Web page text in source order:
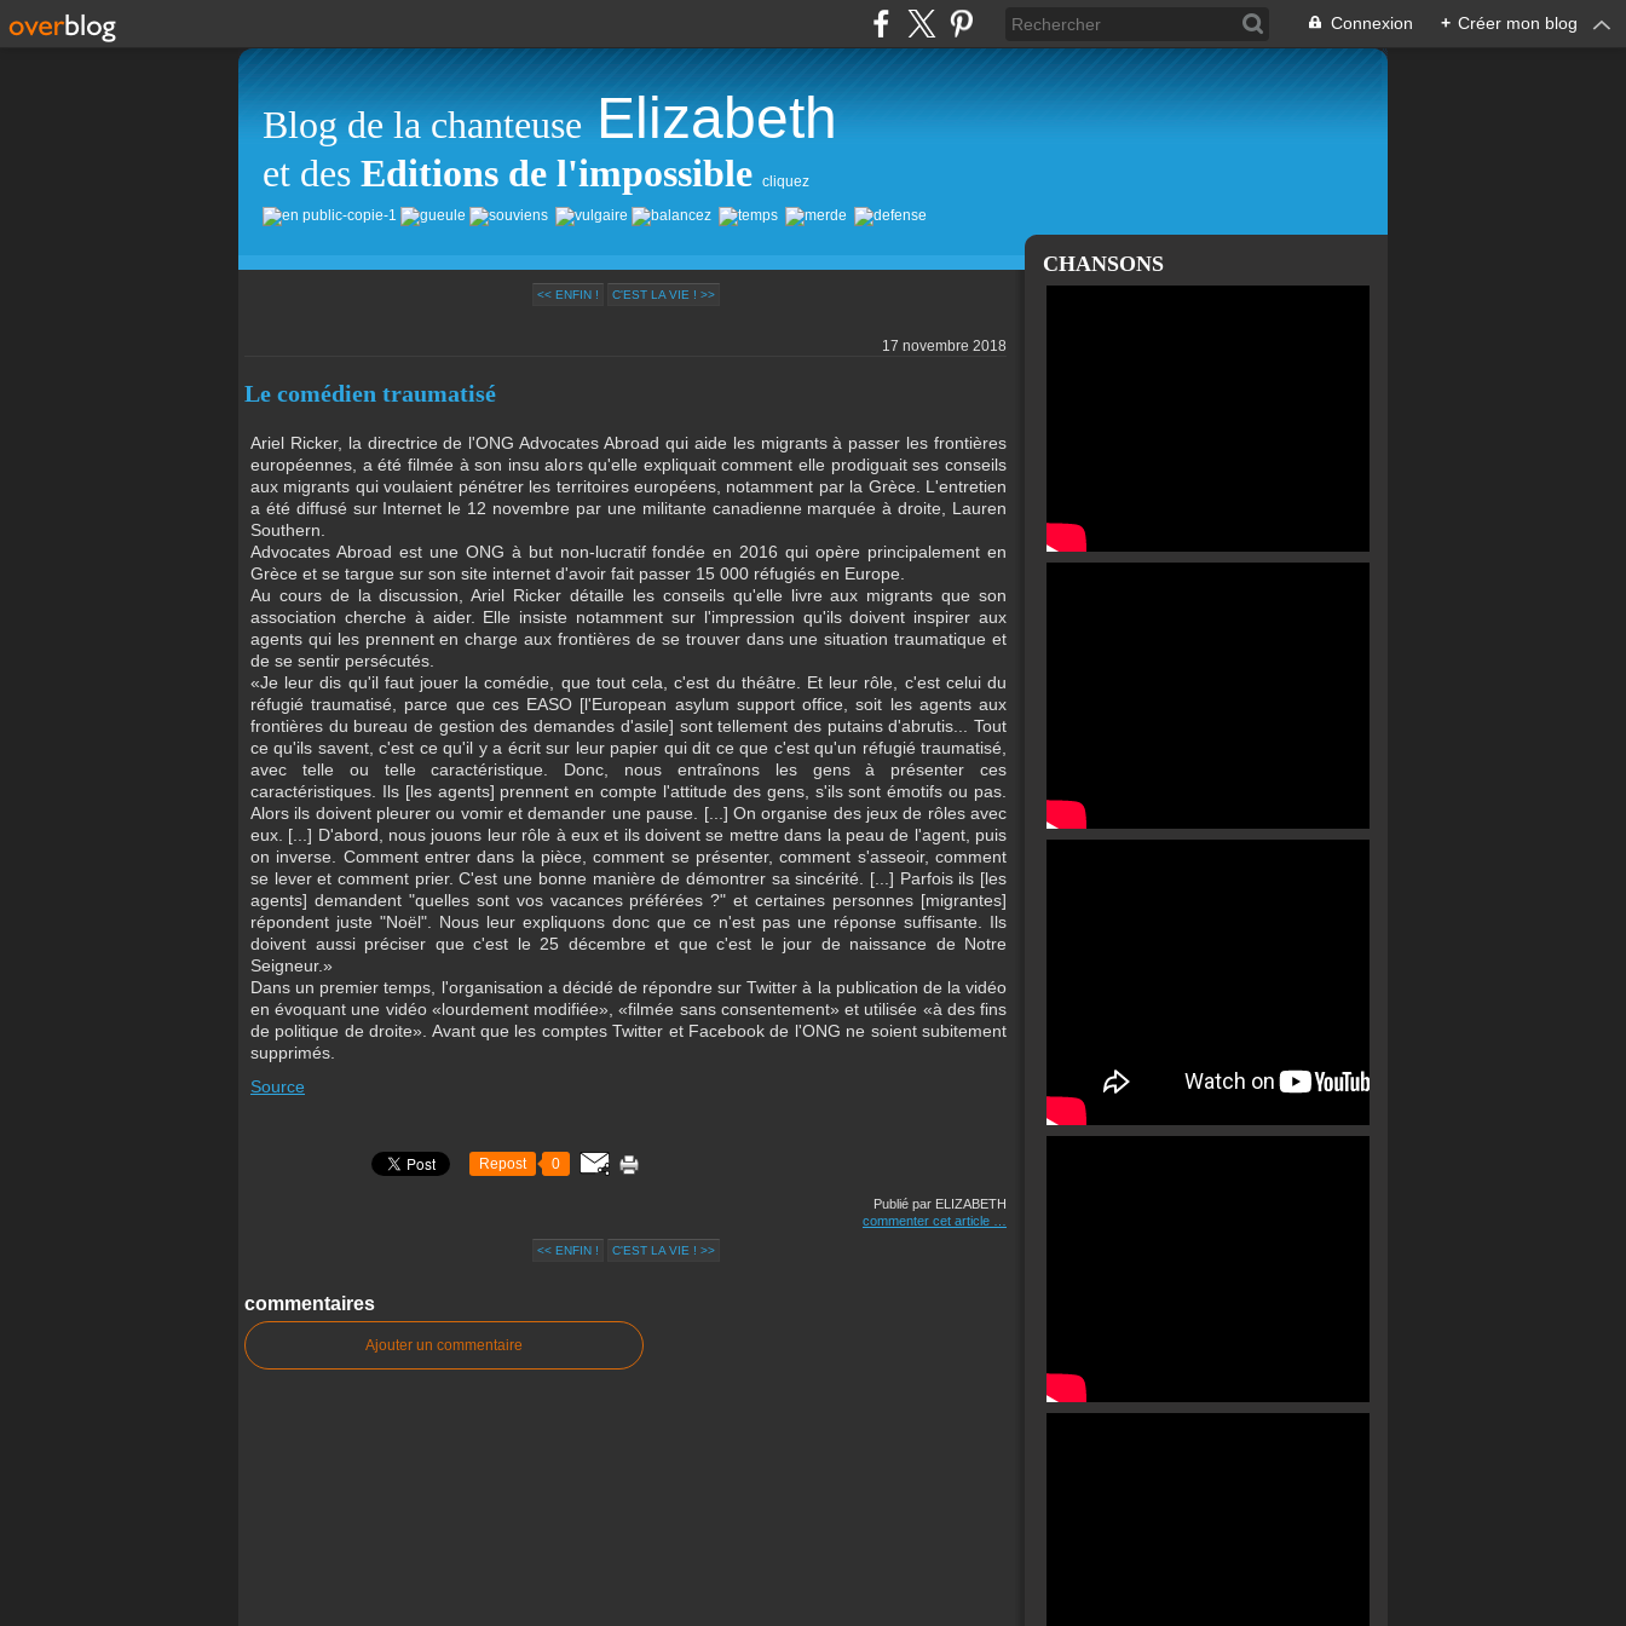
Connexion + Créer mon blog
Blog de la chanteuse Elizabeth
et des Editions de l'impossible cliquez
<< ENFIN ! C'EST LA VIE ! >>
17 novembre 2018
Le comédien traumatisé
Ariel Ricker, la directrice de l'ONG Advocates Abroad qui aide les migrants à passer les frontières
européennes, a été filmée à son insu alors qu'elle expliquait comment elle prodiguait ses conseils
aux migrants qui voulaient pénétrer les territoires européens, notamment par la Grèce. L'entretien
a été diffusé sur Internet le 12 novembre par une militante canadienne marquée à droite, Lauren
Southern.
Advocates Abroad est une ONG à but non-lucratif fondée en 2016 qui opère principalement en
Grèce et se targue sur son site internet d'avoir fait passer 15 000 réfugiés en Europe.
Au cours de la discussion, Ariel Ricker détaille les conseils qu'elle livre aux migrants que son
association cherche à aider. Elle insiste notamment sur l'impression qu'ils doivent inspirer aux
agents qui les prennent en charge aux frontières de se trouver dans une situation traumatique et
de se sentir persécutés.
«Je leur dis qu'il faut jouer la comédie, que tout cela, c'est du théâtre. Et leur rôle, c'est celui du
réfugié traumatisé, parce que ces EASO [l'European asylum support office, soit les agents aux
frontières du bureau de gestion des demandes d'asile] sont tellement des putains d'abrutis... Tout
ce qu'ils savent, c'est ce qu'il y a écrit sur leur papier qui dit ce que c'est qu'un réfugié traumatisé,
avec telle ou telle caractéristique. Donc, nous entraînons les gens à présenter ces
caractéristiques. Ils [les agents] prennent en compte l'attitude des gens, s'ils sont émotifs ou pas.
Alors ils doivent pleurer ou vomir et demander une pause. [...] On organise des jeux de rôles avec
eux. [...] D'abord, nous jouons leur rôle à eux et ils doivent se mettre dans la peau de l'agent, puis
on inverse. Comment entrer dans la pièce, comment se présenter, comment s'asseoir, comment
se lever et comment prier. C'est une bonne manière de démontrer sa sincérité. [...] Parfois ils [les
agents] demandent "quelles sont vos vacances préférées ?" et certaines personnes [migrantes]
répondent juste "Noël". Nous leur expliquons donc que ce n'est pas une réponse suffisante. Ils
doivent aussi préciser que c'est le 25 décembre et que c'est le jour de naissance de Notre
Seigneur.»
Dans un premier temps, l'organisation a décidé de répondre sur Twitter à la publication de la vidéo
en évoquant une vidéo «lourdement modifiée», «filmée sans consentement» et utilisée «à des fins
de politique de droite». Avant que les comptes Twitter et Facebook de l'ONG ne soient subitement
supprimés.
Source
Repost 0
Publié par ELIZABETH
commenter cet article
<< ENFIN ! C'EST LA VIE ! >>
commentaires
Ajouter un commentaire
CHANSONS